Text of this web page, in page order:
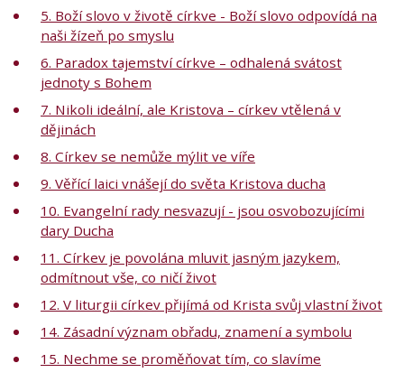
5. Boží slovo v životě církve - Boží slovo odpovídá na
naši žízeň po smyslu
6. Paradox tajemství církve – odhalená svátost
jednoty s Bohem
7. Nikoli ideální, ale Kristova – církev vtělená v
dějinách
8. Církev se nemůže mýlit ve víře
9. Věřící laici vnášejí do světa Kristova ducha
10. Evangelní rady nesvazují - jsou osvobozujícími
dary Ducha
11. Církev je povolána mluvit jasným jazykem,
odmítnout vše, co ničí život
12. V liturgii církev přijímá od Krista svůj vlastní život
14. Zásadní význam obřadu, znamení a symbolu
15. Nechme se proměňovat tím, co slavíme